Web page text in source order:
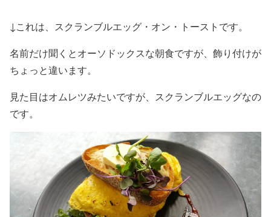
↓これは、スクランブルエッグ・オン・トーストです。
名前だけ聞くとオーソドックスな朝食ですが、飾り付けが
ちょっと違います。
見た目はオムレツみたいですが、スクランブルエッグなの
です。